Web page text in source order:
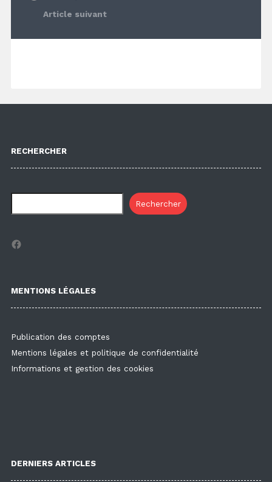
Article suivant
RECHERCHER
Rechercher
Facebook
MENTIONS LÉGALES
Publication des comptes
Mentions légales et politique de confidentialité
Informations et gestion des cookies
DERNIERS ARTICLES